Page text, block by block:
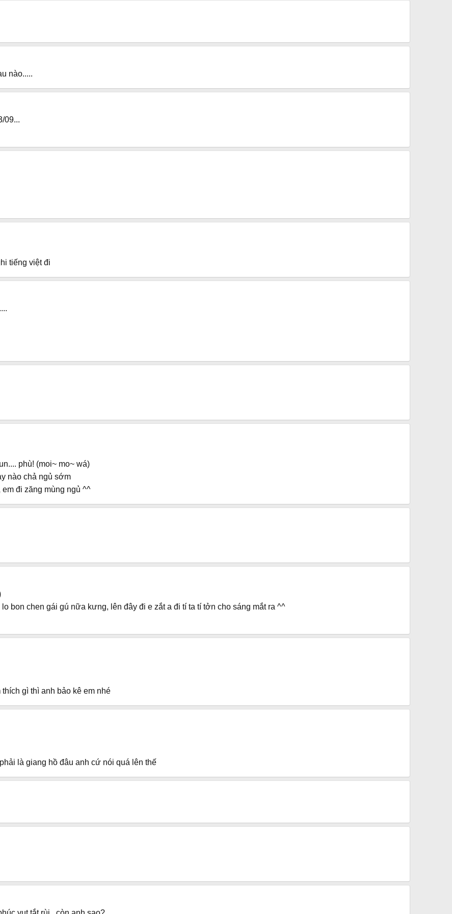
nào.....
09...
tiếng việt đi
phù! (moi~ mo~ wá)
nào chả ngủ sớm
đi zăng mùng ngủ ^^
bon chen gái gú nữa kưng, lên đây đi e zắt a đi tí ta tí tởn cho sáng mắt ra ^^
gì thì anh bảo kê em nhé
là giang hồ đâu anh cứ nói quá lên thế